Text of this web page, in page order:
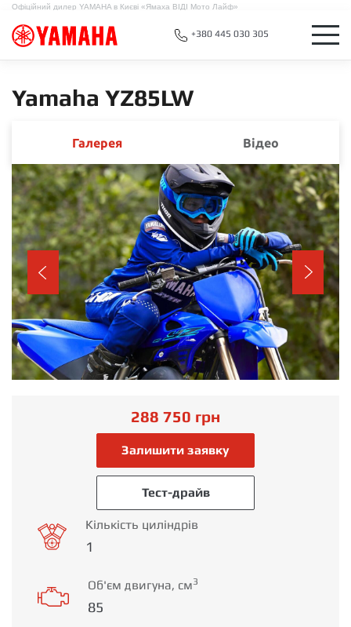
Офіційний дилер YAMAHA в Києві «Ямаха ВІДІ Мото Лайф»
+380 445 030 305
Yamaha YZ85LW
Галерея Відео
288 750 грн
Залишити заявку
Тест-драйв
Кількість циліндрів
1
Об'єм двигуна, см3
85